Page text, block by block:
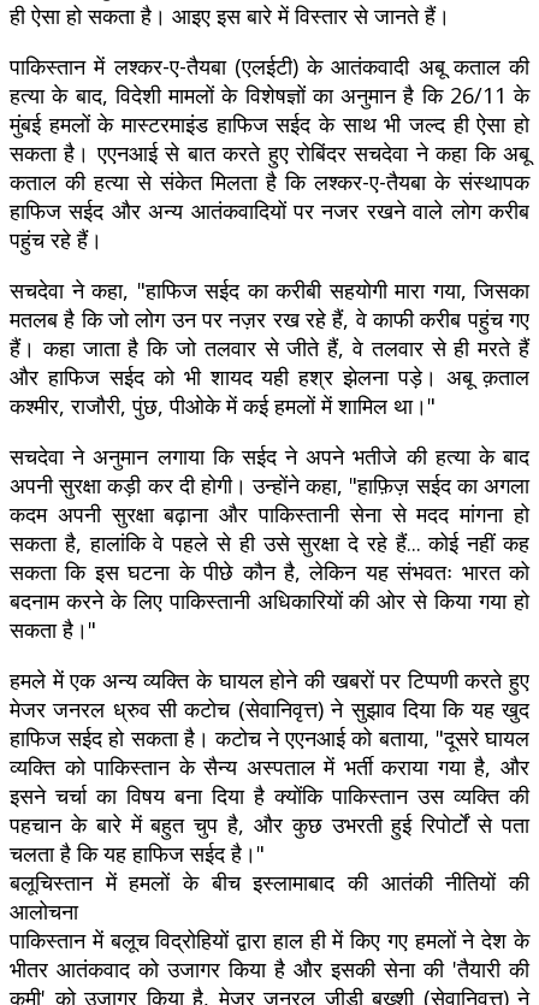
ही ऐसा हो सकता है। आइए इस बारे में विस्तार से जानते हैं।
पाकिस्तान में लश्कर-ए-तैयबा (एलईटी) के आतंकवादी अबू कताल की
हत्या के बाद, विदेशी मामलों के विशेषज्ञों का अनुमान है कि 26/11 के
मुंबई हमलों के मास्टरमाइंड हाफिज सईद के साथ भी जल्द ही ऐसा हो
सकता है। एएनआई से बात करते हुए रोबिंदर सचदेवा ने कहा कि अबू
कताल की हत्या से संकेत मिलता है कि लश्कर-ए-तैयबा के संस्थापक
हाफिज सईद और अन्य आतंकवादियों पर नजर रखने वाले लोग करीब
पहुंच रहे हैं।
सचदेवा ने कहा, "हाफिज सईद का करीबी सहयोगी मारा गया, जिसका
मतलब है कि जो लोग उन पर नज़र रख रहे हैं, वे काफी करीब पहुंच गए
हैं। कहा जाता है कि जो तलवार से जीते हैं, वे तलवार से ही मरते हैं
और हाफिज सईद को भी शायद यही हश्र झेलना पड़े। अबू क़ताल
कश्मीर, राजौरी, पुंछ, पीओके में कई हमलों में शामिल था।"
सचदेवा ने अनुमान लगाया कि सईद ने अपने भतीजे की हत्या के बाद
अपनी सुरक्षा कड़ी कर दी होगी। उन्होंने कहा, "हाफ़िज़ सईद का अगला
कदम अपनी सुरक्षा बढ़ाना और पाकिस्तानी सेना से मदद मांगना हो
सकता है, हालांकि वे पहले से ही उसे सुरक्षा दे रहे हैं... कोई नहीं कह
सकता कि इस घटना के पीछे कौन है, लेकिन यह संभवतः भारत को
बदनाम करने के लिए पाकिस्तानी अधिकारियों की ओर से किया गया हो
सकता है।"
हमले में एक अन्य व्यक्ति के घायल होने की खबरों पर टिप्पणी करते हुए
मेजर जनरल ध्रुव सी कटोच (सेवानिवृत्त) ने सुझाव दिया कि यह खुद
हाफिज सईद हो सकता है। कटोच ने एएनआई को बताया, "दूसरे घायल
व्यक्ति को पाकिस्तान के सैन्य अस्पताल में भर्ती कराया गया है, और
इसने चर्चा का विषय बना दिया है क्योंकि पाकिस्तान उस व्यक्ति की
पहचान के बारे में बहुत चुप है, और कुछ उभरती हुई रिपोर्टों से पता
चलता है कि यह हाफिज सईद है।"
बलूचिस्तान में हमलों के बीच इस्लामाबाद की आतंकी नीतियों की
आलोचना
पाकिस्तान में बलूच विद्रोहियों द्वारा हाल ही में किए गए हमलों ने देश के
भीतर आतंकवाद को उजागर किया है और इसकी सेना की 'तैयारी की
कमी' को उजागर किया है, मेजर जनरल जीडी बख्शी (सेवानिवृत्त) ने